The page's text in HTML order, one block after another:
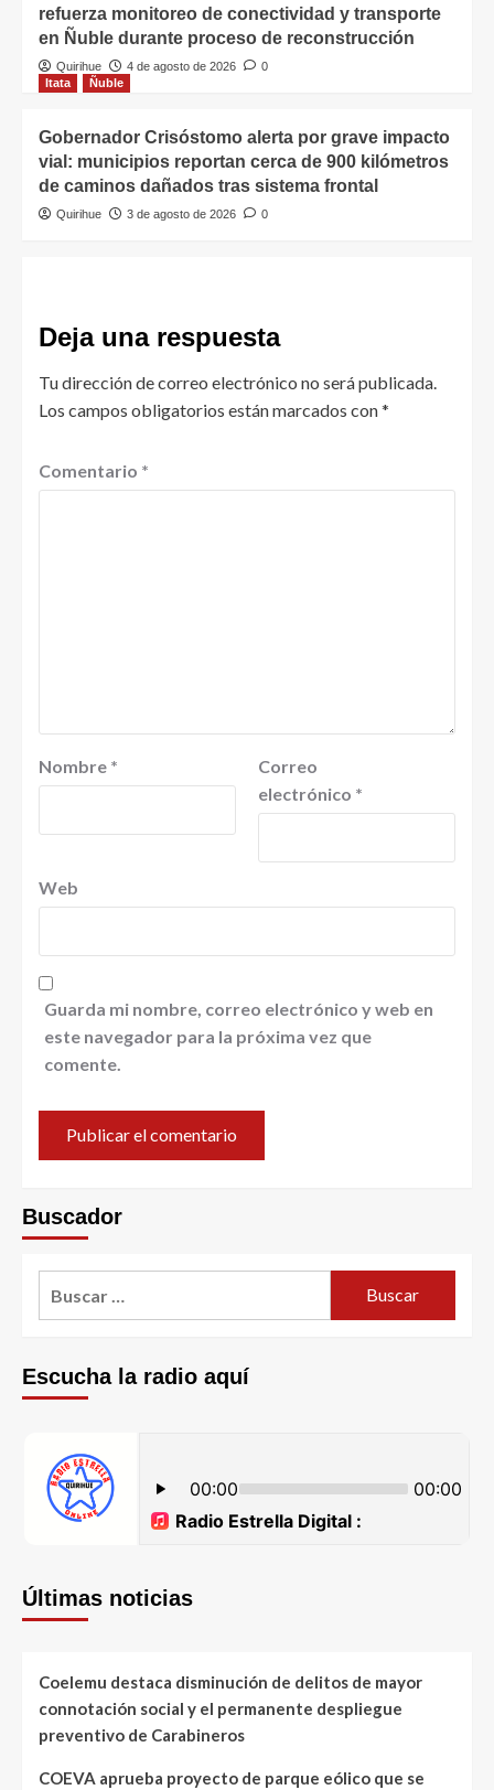
refuerza monitoreo de conectividad y transporte
en Ñuble durante proceso de reconstrucción
Quirihue 4 de agosto de 2026
0
Itata
Ñuble
Gobernador Crisóstomo alerta por grave impacto
vial: municipios reportan cerca de 900 kilómetros
de caminos dañados tras sistema frontal
Quirihue 3 de agosto de 2026 0
Deja una respuesta
Tu dirección de correo electrónico no será publicada.
Los campos obligatorios están marcados con*
Comentario *
Nombre *
Correo
electrónico *
Web
Guarda mi nombre, correo electrónico y web en
este navegador para la próxima vez que
comente.
Buscador
Escucha la radio aquí
Últimas noticias
Coelemu destaca disminución de delitos de mayor
connotación social y el permanente despliegue
preventivo de Carabineros
COEVA aprueba proyecto de parque eólico que se